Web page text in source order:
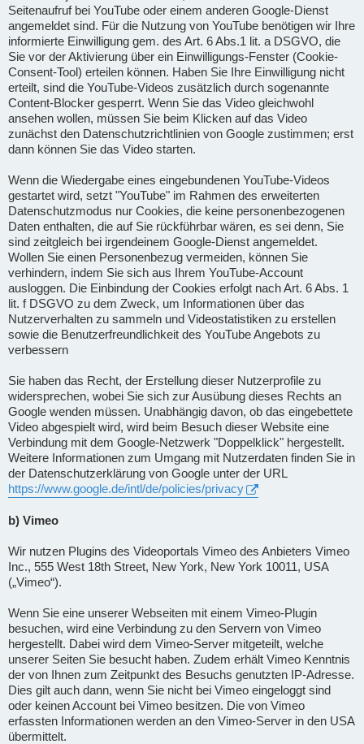
Seitenaufruf bei YouTube oder einem anderen Google-Dienst
angemeldet sind. Für die Nutzung von YouTube benötigen wir Ihre
informierte Einwilligung gem. des Art. 6 Abs.1 lit. a DSGVO, die
Sie vor der Aktivierung über ein Einwilligungs-Fenster (Cookie-
Consent-Tool) erteilen können. Haben Sie Ihre Einwilligung nicht
erteilt, sind die YouTube-Videos zusätzlich durch sogenannte
Content-Blocker gesperrt. Wenn Sie das Video gleichwohl
ansehen wollen, müssen Sie beim Klicken auf das Video
zunächst den Datenschutzrichtlinien von Google zustimmen; erst
dann können Sie das Video starten.
Wenn die Wiedergabe eines eingebundenen YouTube-Videos
gestartet wird, setzt "YouTube" im Rahmen des erweiterten
Datenschutzmodus nur Cookies, die keine personenbezogenen
Daten enthalten, die auf Sie rückführbar wären, es sei denn, Sie
sind zeitgleich bei irgendeinem Google-Dienst angemeldet.
Wollen Sie einen Personenbezug vermeiden, können Sie
verhindern, indem Sie sich aus Ihrem YouTube-Account
ausloggen. Die Einbindung der Cookies erfolgt nach Art. 6 Abs. 1
lit. f DSGVO zu dem Zweck, um Informationen über das
Nutzerverhalten zu sammeln und Videostatistiken zu erstellen
sowie die Benutzerfreundlichkeit des YouTube Angebots zu
verbessern
Sie haben das Recht, der Erstellung dieser Nutzerprofile zu
widersprechen, wobei Sie sich zur Ausübung dieses Rechts an
Google wenden müssen. Unabhängig davon, ob das eingebettete
Video abgespielt wird, wird beim Besuch dieser Website eine
Verbindung mit dem Google-Netzwerk "Doppelklick" hergestellt.
Weitere Informationen zum Umgang mit Nutzerdaten finden Sie in
der Datenschutzerklärung von Google unter der URL
https://www.google.de/intl/de/policies/privacy
b) Vimeo
Wir nutzen Plugins des Videoportals Vimeo des Anbieters Vimeo
Inc., 555 West 18th Street, New York, New York 10011, USA
(„Vimeo“).
Wenn Sie eine unserer Webseiten mit einem Vimeo-Plugin
besuchen, wird eine Verbindung zu den Servern von Vimeo
hergestellt. Dabei wird dem Vimeo-Server mitgeteilt, welche
unserer Seiten Sie besucht haben. Zudem erhält Vimeo Kenntnis
der von Ihnen zum Zeitpunkt des Besuchs genutzten IP-Adresse.
Dies gilt auch dann, wenn Sie nicht bei Vimeo eingeloggt sind
oder keinen Account bei Vimeo besitzen. Die von Vimeo
erfassten Informationen werden an den Vimeo-Server in den USA
übermittelt.